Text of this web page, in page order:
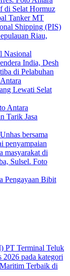
di Selat Hormuz
Nasional
Lewati Selat
Tarik Jasa
Pengayaan Bibit